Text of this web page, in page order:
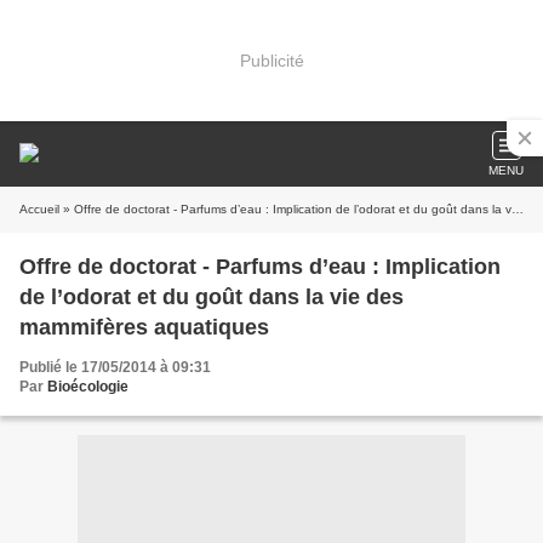
Publicité
MENU
Accueil » Offre de doctorat - Parfums d’eau : Implication de l’odorat et du goût dans la vie des mammifères aquatiques
Offre de doctorat - Parfums d’eau : Implication
de l’odorat et du goût dans la vie des
mammifères aquatiques
Publié le 17/05/2014 à 09:31
Par Bioécologie